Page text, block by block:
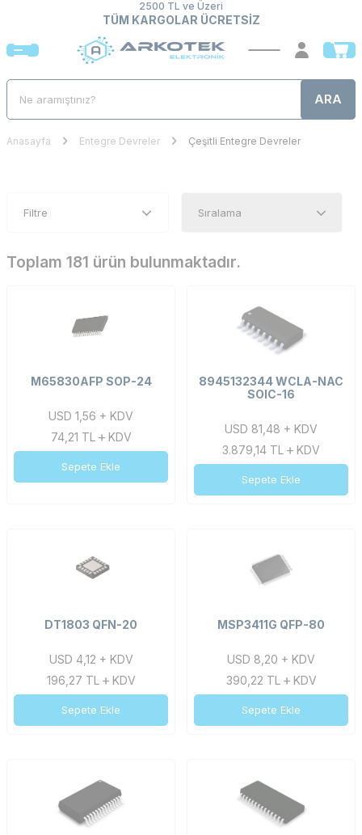
2500 TL ve Üzeri
TÜM KARGOLAR ÜCRETSİZ
ARA
Anasayfa Entegre Devreler Çeşitli Entegre Devreler
Filtre
Toplam 181 ürün bulunmaktadır.
M65830AFP SOP-24
USD 1,56 + KDV
74,21 TL KDV
Sepete Ekle
8945132344 WCLA-NAC
SOIC-16
USD 81,48 + KDV
3.879,14 TL KDV
Sepete Ekle
DT1803 QFN-20
USD 4,12 + KDV
196,27 TL KDV
Sepete Ekle
MSP3411G QFP-80
USD 8,20 + KDV
390,22 TL KDV
Sepete Ekle